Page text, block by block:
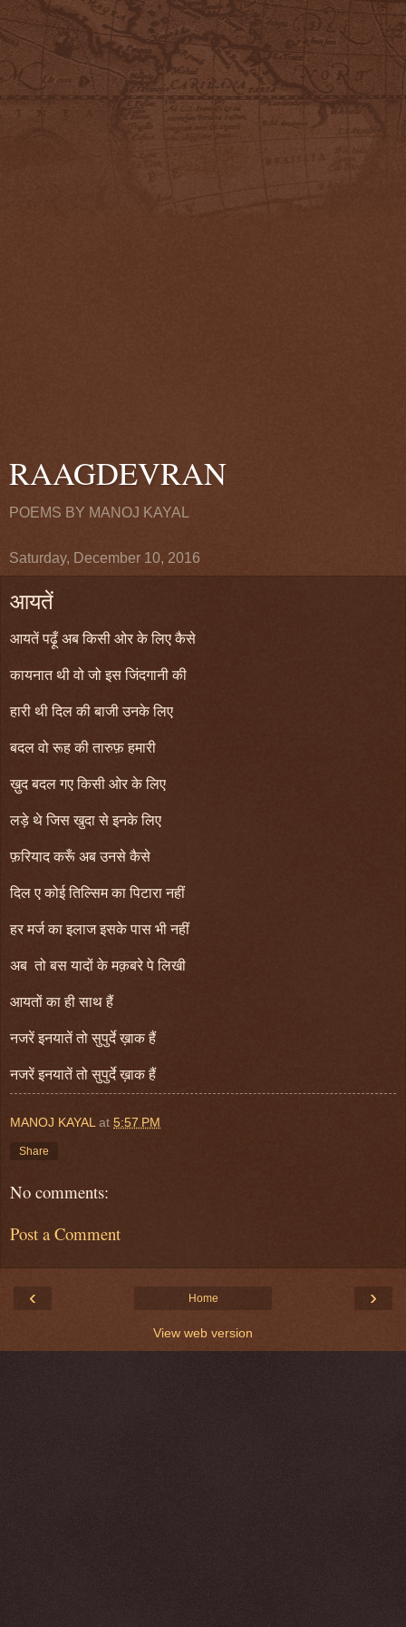
RAAGDEVRAN
POEMS BY MANOJ KAYAL
Saturday, December 10, 2016
आयतें
आयतें पढ़ूँ अब किसी ओर के लिए कैसे
कायनात थी वो जो इस जिंदगानी की
हारी थी दिल की बाजी उनके लिए
बदल वो रूह की तारुफ़ हमारी
ख़ुद बदल गए किसी ओर के लिए
लड़े थे जिस खुदा से इनके लिए
फ़रियाद करूँ अब उनसे कैसे
दिल ए कोई तिल्सिम का पिटारा नहीं
हर मर्ज का इलाज इसके पास भी नहीं
अब तो बस यादों के मक़बरे पे लिखी
आयतों का ही साथ हैं
नजरें इनयातें तो सुपुर्दे ख़ाक हैं
नजरें इनयातें तो सुपुर्दे ख़ाक हैं
MANOJ KAYAL at 5:57 PM
Share
No comments:
Post a Comment
‹ ›
Home
View web version